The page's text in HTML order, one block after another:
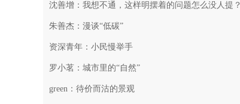
沈善增：我想不通，这样明摆着的问题怎么没人提？
朱善杰：漫谈“低碳”
资深青年：小民慢举手
罗小茗：城市里的“自然”
green：待价而沽的景观